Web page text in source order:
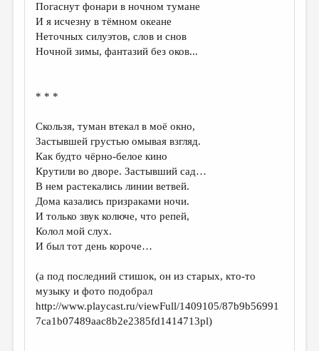
ЭССЕИСТИКА
ЛИТЕРАТУРОВЕДЕНИЕ
КУЛЬТУРОВЕДЕНИЕ
ЦИКЛЫ ПУБЛИКАЦИЙ
ТРЕДИАКОВСКИЙ
МЕДИА
ВКОНТАКТЕ
Погаснут фонари в ночном тумане
И я исчезну в тёмном океане
Неточных силуэтов, слов и снов
Ночной зимы, фантазий без оков...
* * *
Скользя, туман втекал в моё окно,
Застывшей грустью омывая взгляд.
Как будто чёрно-белое кино
Крутили во дворе. Застывший сад…
В нем растекались линии ветвей.
Дома казались призраками ночи.
И только звук колюче, что репей,
Колол мой слух.
И был тот день короче…
(а под последний стишок, он из старых, кто-то
музыку и фото подобрал
http://www.playcast.ru/viewFull/1409105/87b9b56991
7ca1b07489aac8b2e2385fd1414713pl)